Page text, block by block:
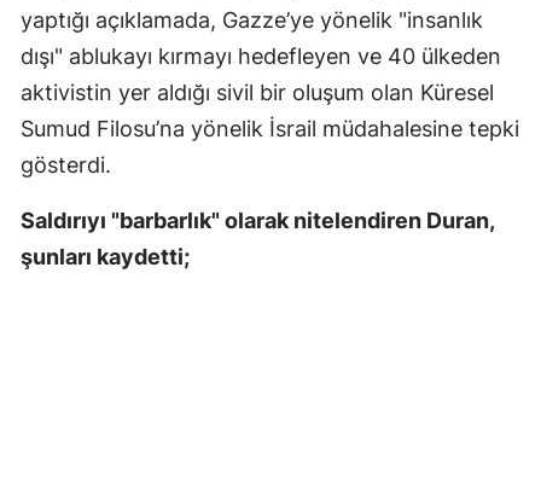
yaptığı açıklamada, Gazze’ye yönelik "insanlık
dışı" ablukayı kırmayı hedefleyen ve 40 ülkeden
aktivistin yer aldığı sivil bir oluşum olan Küresel
Sumud Filosu’na yönelik İsrail müdahalesine tepki
gösterdi.
Saldırıyı "barbarlık" olarak nitelendiren Duran,
şunları kaydetti;